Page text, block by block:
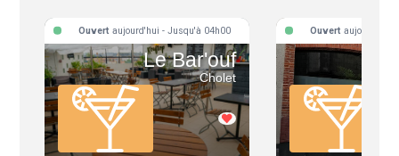
Le Bar'ouf
Cholet
Ouvert aujourd'hui - Jusqu'à 04h00 Ouvert aujourd'hui